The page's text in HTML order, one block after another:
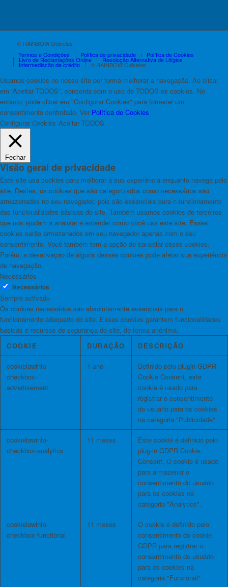
© RAINBOW Odivelas
Termos e Condições
Política de privacidade Política de Cookies
Livro de Reclamações Online Resolução Alternativa de Litígios
Intermediação de crédito © RAINBOW Odivelas
Usamos cookies no nosso site por forma melhorar a navegação. Ao clicar
em “Aceitar TODOS”, concorda com o uso de TODOS os cookies. No
entanto, pode clicar em "Configurar Cookies" para fornecer um
consentimento controlado. Ver Política de Cookies
Configurar Cookies Aceitar TODOS
Fechar
Visão geral de privacidade
Este site usa cookies para melhorar a sua experiência enquanto navega pelo
site. Destes, os cookies que são categorizados como necessários são
armazenados no seu navegador, pois são essenciais para o funcionamento
das funcionalidades básicas do site. Também usamos cookies de terceiros
que nos ajudam a analisar e entender como você usa este site. Esses
cookies serão armazenados em seu navegador apenas com o seu
consentimento. Você também tem a opção de cancelar esses cookies.
Porém, a desativação de alguns desses cookies pode afetar sua experiência
de navegação.
Necessários
Necessários
Sempre activado
Os cookies necessários são absolutamente essenciais para o
funcionamento adequado do site. Esses cookies garantem funcionalidades
básicas e recursos de segurança do site, de forma anônima.
COOKIE
DURAÇÃO DESCRIÇÃO
cookielawinfo-
checkbox-
advertisement
1 ano
Definido pelo plugin GDPR
Cookie Consent, este
cookie é usado para
registrar o consentimento
do usuário para os cookies
na categoria "Publicidade".
cookielawinfo-
checkbox-analytics
11 meses
Este cookie é definido pelo
plug-in GDPR Cookie
Consent. O cookie é usado
para armazenar o
consentimento do usuário
para os cookies na
categoria "Analytics".
cookielawinfo-
checkbox-functional
11 meses
O cookie é definido pelo
consentimento do cookie
GDPR para registrar o
consentimento do usuário
para os cookies na
categoria "Funcional".